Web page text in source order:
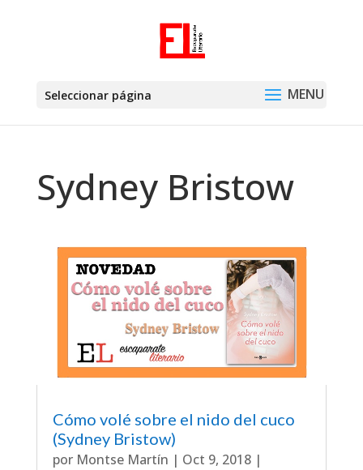
Seleccionar página
Sydney Bristow
Cómo volé sobre el nido del cuco
(Sydney Bristow)
por Montse Martín | Oct 9, 2018|